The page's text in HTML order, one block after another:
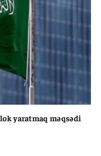
yaratmaq məqsədi